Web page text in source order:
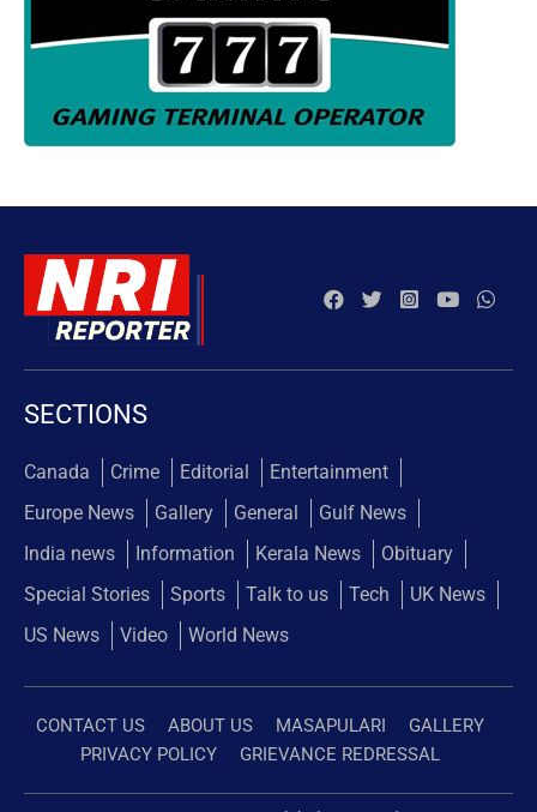
SECTIONS
Canada Crime Editorial
Entertainment
Europe News
Gallery General
Gulf News
India news
Information Kerala News
Obituary
Special Stories
Sports Talk to us Tech
UK News
US News
Video World News
CONTACT US ABOUT US MASAPULARI
GALLERY
PRIVACY POLICY
GRIEVANCE REDRESSAL